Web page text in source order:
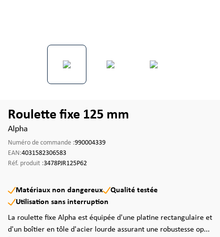
Roulette fixe 125 mm
Alpha
Numéro de commande :990004339
EAN:4031582306583
Réf. produit :3478PJR125P62
Matériaux non dangereux
Qualité testée
Utilisation sans interruption
La roulette fixe Alpha est équipée d'une platine rectangulaire et
d'un boîtier en tôle d'acier lourde assurant une robustesse op...